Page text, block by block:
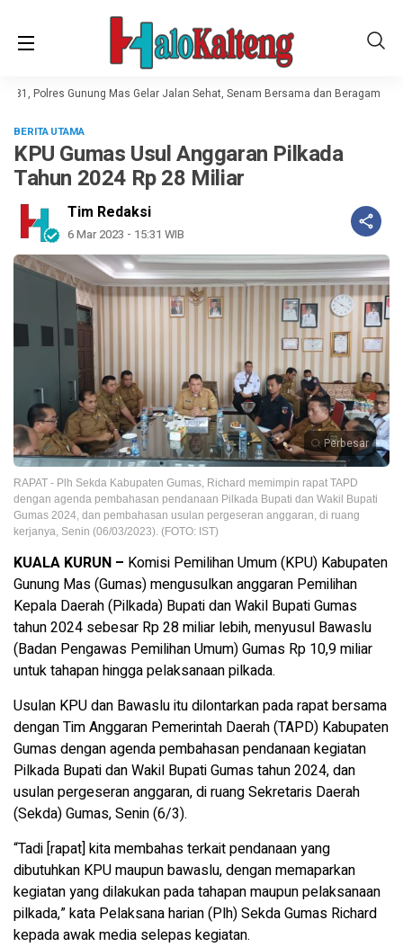
81, Polres Gunung Mas Gelar Jalan Sehat, Senam Bersama dan Beragam
BERITA UTAMA
KPU Gumas Usul Anggaran Pilkada
Tahun 2024 Rp 28 Miliar
Tim Redaksi
6 Mar 2023 - 15:31 WIB
Perbesar
RAPAT - Plh Sekda Kabupaten Gumas, Richard memimpin rapat TAPD
dengan agenda pembahasan pendanaan Pilkada Bupati dan Wakil Bupati
Gumas 2024, dan pembahasan usulan pergeseran anggaran, di ruang
kerjanya, Senin (06/03/2023). (FOTO: IST)
KUALA KURUN – Komisi Pemilihan Umum (KPU) Kabupaten
Gunung Mas (Gumas) mengusulkan anggaran Pemilihan
Kepala Daerah (Pilkada) Bupati dan Wakil Bupati Gumas
tahun 2024 sebesar Rp 28 miliar lebih, menyusul Bawaslu
(Badan Pengawas Pemilihan Umum) Gumas Rp 10,9 miliar
untuk tahapan hingga pelaksanaan pilkada.
Usulan KPU dan Bawaslu itu dilontarkan pada rapat bersama
dengan Tim Anggaran Pemerintah Daerah (TAPD) Kabupaten
Gumas dengan agenda pembahasan pendanaan kegiatan
Pilkada Bupati dan Wakil Bupati Gumas tahun 2024, dan
usulan pergeseran anggaran, di ruang Sekretaris Daerah
(Sekda) Gumas, Senin (6/3).
“Tadi [rapat] kita membahas terkait pendanaan yang
dibutuhkan KPU maupun bawaslu, dengan memaparkan
kegiatan yang dilakukan pada tahapan maupun pelaksanaan
pilkada,” kata Pelaksana harian (Plh) Sekda Gumas Richard
kepada awak media selepas kegiatan.